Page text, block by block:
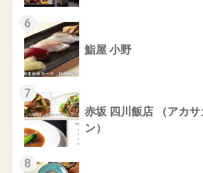
6
鮨屋 小野
7
赤坂 四川飯店 （アカ
ン）
8